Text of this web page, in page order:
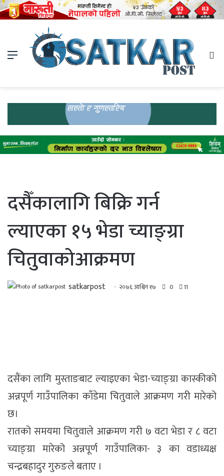
Menu
दसैँकालागि बिक्रि गर्न
ल्याएका १५ भेडा च्याङ्ग्रा
चितुवाकोआक्रमण
satkarpost २०७६ आश्विन १७ 0 11
दसैंका लागि मुस्ताङबाट ल्याइएका भेडा-च्याङ्ग्रा कास्कीको
अन्नपूर्ण गाउँपालिका काँडेमा चितुवाले आक्रमण गरी मारेको
छ।
रातको समयमा चितुवाले आक्रमण गरी ७ वटा भेडा र ८ वटा
च्याङ्ग्रा मारेको अन्नपूर्ण गाउँपालिका- ३ का वडाध्यक्ष
चन्द्रबहादुर गुरुङले बताए ।